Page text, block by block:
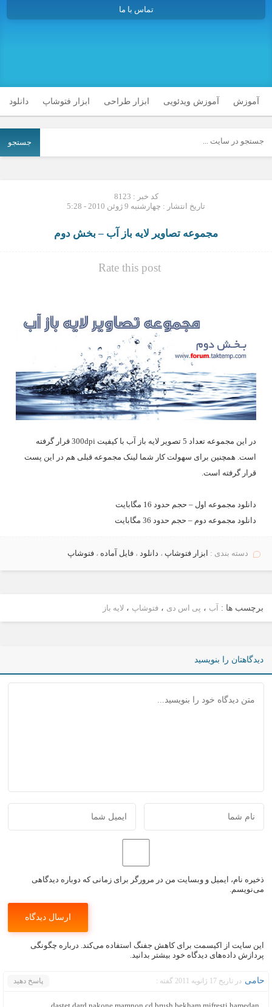
تماس با ما
آموزش آموزش ویدئویی ابزار طراحی ابزار فتوشاپ دانلود
جستجو
کد خبر : 8123
تاریخ انتشار : چهارشنبه 9 ژوئن 2010 - 5:28
مجموعه تصاویر لایه باز آب – بخش دوم
Rate this post
در این مجموعه تعداد 5 تصویر لایه باز آب با کیفیت 300dpi قرار گرفته
است. همچنین برای سهولت کار شما لینک مجموعه قبلی هم در این پست
قرار گرفته است.
دانلود مجموعه اول – حجم حدود 16 مگابایت
دانلود مجموعه دوم – حجم حدود 36 مگابایت
دسته بندی : ابزار فتوشاپ ، دانلود ،فایل آماده ،فتوشاپ
برچسب ها : آب ، پی اس دی ، فتوشاپ ، لایه باز
دیدگاهتان را بنویسید
ذخیره نام، ایمیل و وبسایت من در مرورگر برای زمانی که دوباره دیدگاهی
می‌نویسم.
این سایت از اکیسمت برای کاهش جفنگ استفاده می‌کند. درباره چگونگی
پردازش داده‌های دیدگاه خود بیشتر بدانید.
حامی در تاریخ 17 ژانویه 2011 گفته : پاسخ دهید